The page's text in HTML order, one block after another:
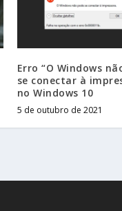
Erro “O Windows
se conectar à
no Windows 10
5 de outubro de 2021